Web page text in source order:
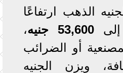
الذهب ارتفاعًا
53,600 جنيه
،
أو الضرائب
ويزن الجنيه